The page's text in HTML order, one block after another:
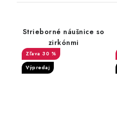
Strieborné náušnice so
zirkónmi
30 %
Výpredaj